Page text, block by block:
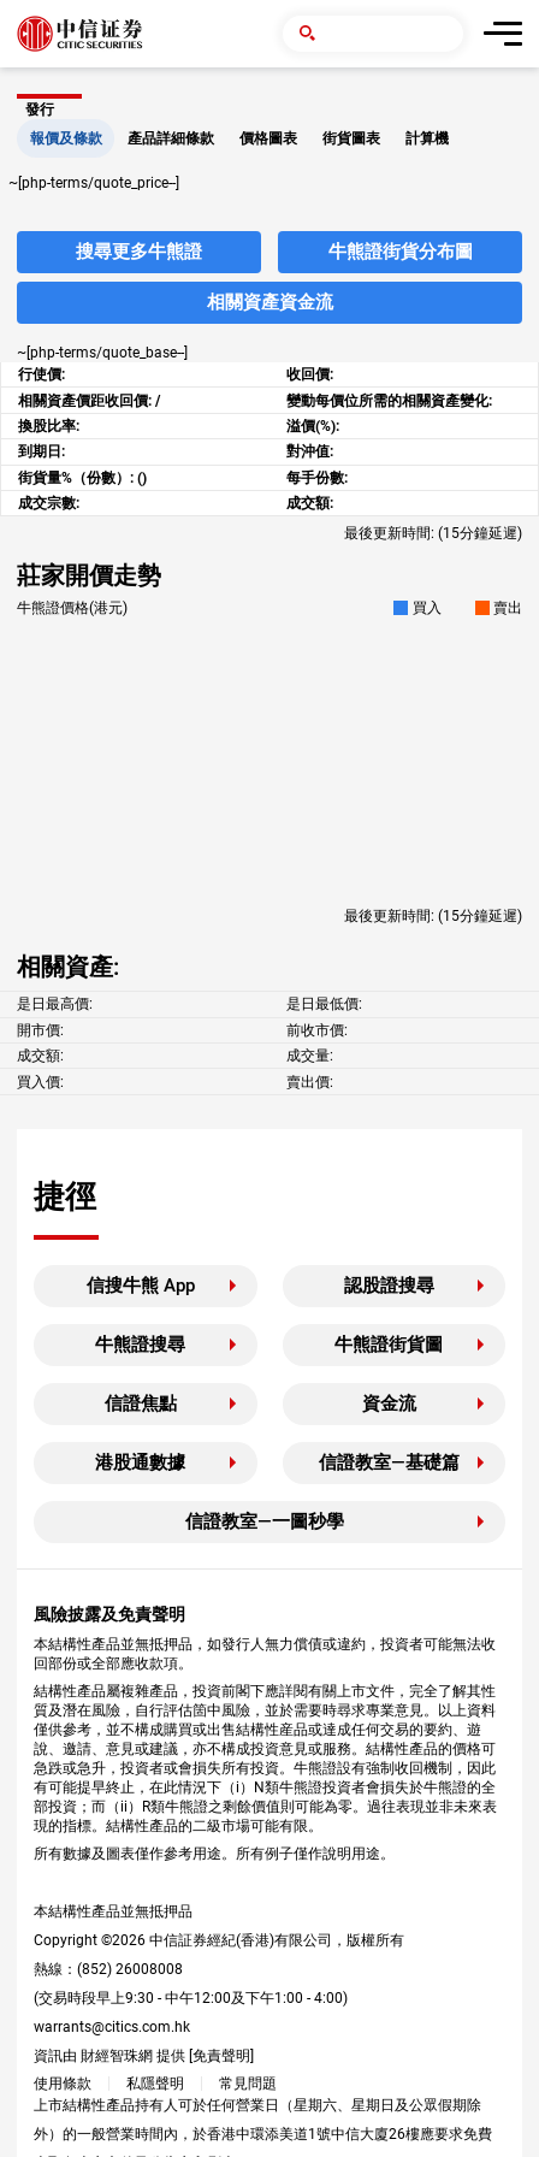
發行
報價及條款
產品詳細條款 價格圖表 街貨圖表 計算機
~[php-terms/quote_price--]
搜尋更多牛熊證 牛熊證街貨分布圖
相關資產資金流
~[php-terms/quote_base--]
行使價:
收回價:
相關資產價距收回價: /
變動每價位所需的相關資產變化:
換股比率:
溢價(%):
到期日:
對沖值:
街貨量%（份數）: ()
每手份數:
成交宗數:
成交額:
最後更新時間: (15分鐘延遲)
莊家開價走勢
牛熊證價格(港元) 買入 賣出
最後更新時間: (15分鐘延遲)
相關資產:
是日最高價:
是日最低價:
開市價:
前收市價:
成交額:
成交量:
買入價:
賣出價:
捷徑
信搜牛熊 App 認股證搜尋
牛熊證搜尋 牛熊證街貨圖
信證焦點 資金流
港股通數據 信證教室—基礎篇
信證教室—一圖秒學
風險披露及免責聲明
本結構性產品並無抵押品，如發行人無力償債或違約，投資者可能無法收
回部份或全部應收款項。
結構性產品屬複雜產品，投資前閣下應詳閱有關上市文件，完全了解其性
質及潛在風險，自行評估箇中風險，並於需要時尋求專業意見。以上資料
僅供參考，並不構成購買或出售結構性産品或達成任何交易的要約、遊
說、邀請、意見或建議，亦不構成投資意見或服務。結構性產品的價格可
急跌或急升，投資者或會損失所有投資。牛熊證設有強制收回機制，因此
有可能提早終止，在此情況下（i）N類牛熊證投資者會損失於牛熊證的全
部投資；而（ii）R類牛熊證之剩餘價值則可能為零。過往表現並非未來表
現的指標。結構性產品的二級市場可能有限。
所有數據及圖表僅作參考用途。所有例子僅作說明用途。
本結構性產品並無抵押品
Copyright ©2026 中信証券經紀(香港)有限公司，版權所有
熱線：(852) 26008008
(交易時段早上9:30 - 中午12:00及下午1:00 - 4:00)
warrants@citics.com.hk
資訊由 財經智珠網 提供 [免責聲明]
使用條款
私隱聲明
常見問題
上市結構性產品持有人可於任何營業日（星期六、星期日及公眾假期除
外）的一般營業時間內，於香港中環添美道1號中信大廈26樓應要求免費